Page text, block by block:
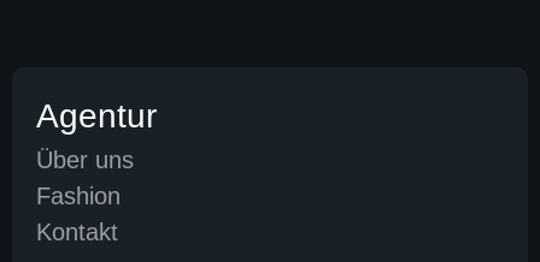
Agentur
Über uns
Fashion
Kontakt